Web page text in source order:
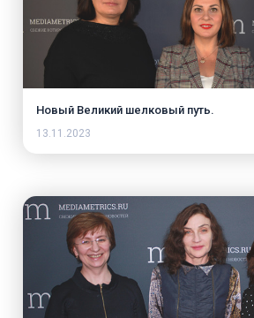
Новый Великий шелковый путь.
13.11.2023